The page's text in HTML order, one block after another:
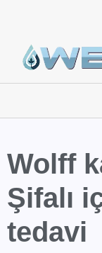
Wolff
Şifalı
tedavi